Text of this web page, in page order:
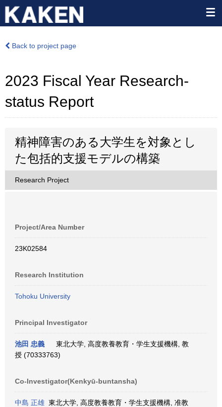
Back to project page
2023 Fiscal Year Research-
status Report
精神障害のある大学生を対象とし
た包括的支援モデルの構築
Research Project
Project/Area Number
23K02584
Research Institution
Tohoku University
Principal Investigator
池田 忠義
東北大学, 高度教養教育・学生支援機構, 教
授 (70333763)
Co-Investigator(Kenkyū-buntansha)
中島 正雄 東北大学, 高度教養教育・学生支援機構, 准教